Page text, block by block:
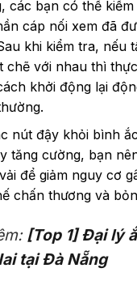
các bạn có thể kiểm
cáp nối xem đã
khi kiểm tra, nếu
chẽ với nhau thì
khởi động lại
nút đậy khỏi bình
tăng cường, bạn
để giảm nguy cơ
chấn thương và
[Top 1] Đại lý
tại Đà Nẵng